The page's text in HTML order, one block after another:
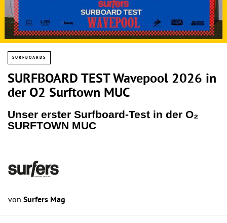
SURFBOARDS
SURFBOARD TEST Wavepool 2026 in
der O2 Surftown MUC
Unser erster Surfboard-Test in der O₂
SURFTOWN MUC
von Surfers Mag